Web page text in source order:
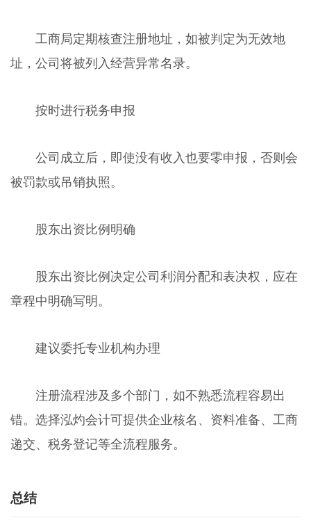
工商局定期核查注册地址，如被判定为无效地
址，公司将被列入经营异常名录。
按时进行税务申报
公司成立后，即使没有收入也要零申报，否则会
被罚款或吊销执照。
股东出资比例明确
股东出资比例决定公司利润分配和表决权，应在
章程中明确写明。
建议委托专业机构办理
注册流程涉及多个部门，如不熟悉流程容易出
错。选择泓灼会计可提供企业核名、资料准备、工商
递交、税务登记等全流程服务。
总结